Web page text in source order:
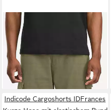
LONSDALE
BALRATH mit Eingrifftaschen,
aus Baumwolle, gerader
Schnitt
ab 26,99 €
-46%
Indicode Cargoshorts IDFrances